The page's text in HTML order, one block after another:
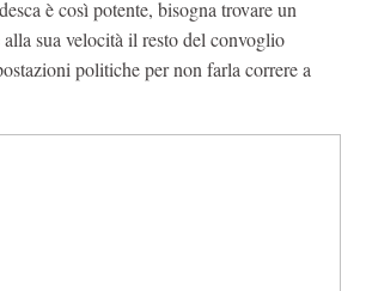
è così potente, bisogna trovare un
sua velocità il resto del convoglio
politiche per non farla correre a